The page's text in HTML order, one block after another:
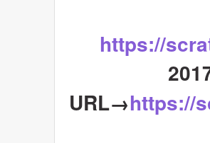
https://
URL→https://